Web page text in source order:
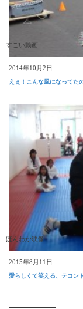
すごい動画
2014年10月2日
えぇ！こんな風になってた
ほんわか映像
2015年8月11日
愛らしくて笑える、テコン